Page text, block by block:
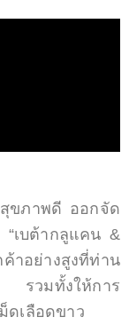
ขภาพดี ออกจัด
“เบต้ากลูแคน &
าอย่างสูงที่ท่าน
รวมทั้งให้การ
ดเลือดขาว